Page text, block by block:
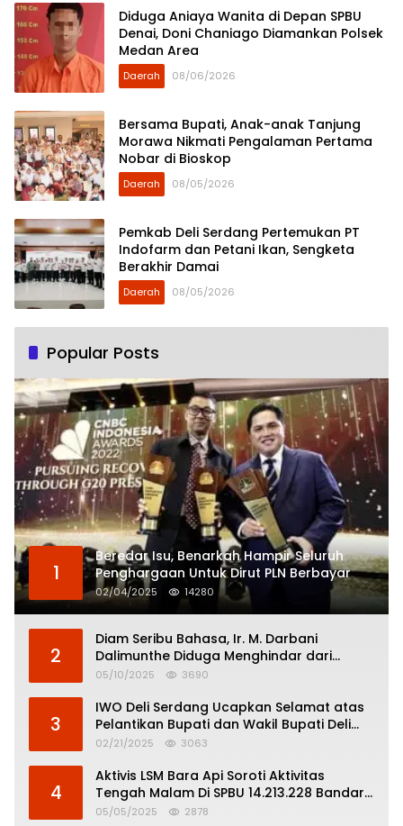
Diduga Aniaya Wanita di Depan SPBU
Denai, Doni Chaniago Diamankan Polsek
Medan Area
Daerah 08/06/2026
Bersama Bupati, Anak-anak Tanjung
Morawa Nikmati Pengalaman Pertama
Nobar di Bioskop
Daerah 08/05/2026
Pemkab Deli Serdang Pertemukan PT
Indofarm dan Petani Ikan, Sengketa
Berakhir Damai
Daerah 08/05/2026
Popular Posts
1
Beredar Isu, Benarkah Hampir Seluruh
Penghargaan Untuk Dirut PLN Berbayar
02/04/2025 14280
2
Diam Seribu Bahasa, Ir. M. Darbani
Dalimunthe Diduga Menghindar dari
Pertanggungjawaban Politik
05/10/2025 3690
3
IWO Deli Serdang Ucapkan Selamat atas
Pelantikan Bupati dan Wakil Bupati Deli
Serdang
02/21/2025 3063
4
Aktivis LSM Bara Api Soroti Aktivitas
Tengah Malam Di SPBU 14.213.228 Bandar
Tinggi
05/05/2025 2878